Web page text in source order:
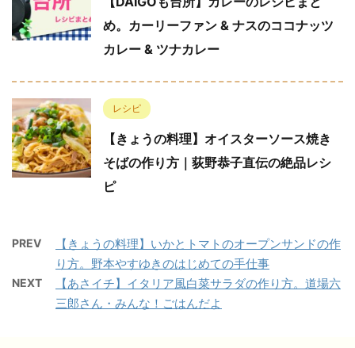
め。カーリーファン & ナスのココナッツ
カレー & ツナカレー
レシピ
【きょうの料理】オイスターソース焼き
そばの作り方｜荻野恭子直伝の絶品レシ
ピ
PREV
【きょうの料理】いかとトマトのオープンサンドの作
り方。野本やすゆきのはじめての手仕事
NEXT
【あさイチ】イタリア風白菜サラダの作り方。道場六
三郎さん・みんな！ごはんだよ